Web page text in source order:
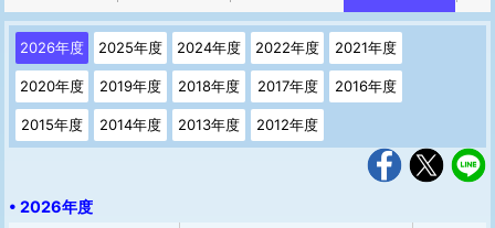
2026年度 2025年度 2024年度 2022年度 2021年度
2020年度 2019年度 2018年度 2017年度 2016年度
2015年度 2014年度 2013年度 2012年度
• 2026年度